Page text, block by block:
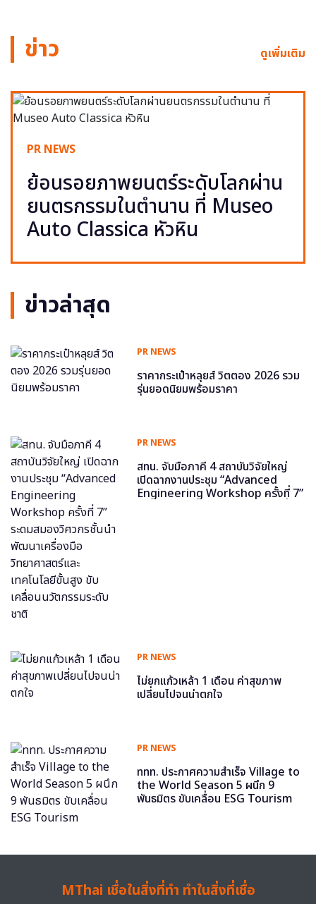
ข่าว ดูเพิ่มเติม
PR NEWS
ย้อนรอยภาพยนตร์ระดับโลกผ่าน
ยนตรกรรมในตำนาน ที่ Museo
Auto Classica หัวหิน
ข่าวล่าสุด
PR NEWS
ราคากระเป๋าหลุยส์ วิตตอง 2026 รวม
รุ่นยอดนิยมพร้อมราคา
PR NEWS
สทน. จับมือภาคี 4 สถาบันวิจัยใหญ่
เปิดฉากงานประชุม “Advanced
Engineering Workshop ครั้งที่ 7”
PR NEWS
ไม่ยกแก้วเหล้า 1 เดือน ค่าสุขภาพ
เปลี่ยนไปจนน่าตกใจ
PR NEWS
ททท. ประกาศความสำเร็จ Village to
the World Season 5 ผนึก 9
พันธมิตร ขับเคลื่อน ESG Tourism
MThai เชื่อในสิ่งที่ทำ ทำในสิ่งที่เชื่อ